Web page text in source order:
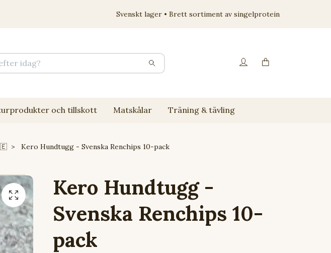
Svenskt lager • Brett sortiment av singelprotein
och tillskott Matskålar Träning & tävling
Kero Hundtugg - Svenska Renchips 10-pack
Kero Hundtugg -
Svenska Renchips 10-
pack